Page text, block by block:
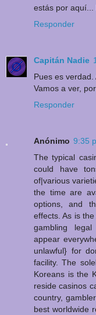
estás por aquí...
Responder
Capitán Nadie
Pues es verdad.
Vamos a ver,
Responder
Anónimo 9:35
The typical
could have
of|various
the time are
options, and
effects. As is
gambling
appear
unlawful} for
facility. The
Koreans is the
reside casinos
country,
best worldwide